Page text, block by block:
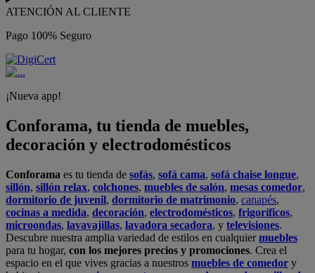
ATENCIÓN AL CLIENTE
Pago 100% Seguro
¡Nueva app!
Conforama, tu tienda de muebles,
decoración y electrodomésticos
Conforama es tu tienda de sofás, sofá cama, sofá chaise longue,
sillón, sillón relax, colchones, muebles de salón, mesas comedor,
dormitorio de juvenil, dormitorio de matrimonio, canapés,
cocinas a medida, decoración, electrodomésticos, frigoríficos,
microondas, lavavajillas, lavadora secadora, y televisiones.
Descubre nuestra amplia variedad de estilos en cualquiermuebles
para tu hogar, con los mejores precios y promociones. Crea el
espacio en el que vives gracias a nuestros muebles de comedor y